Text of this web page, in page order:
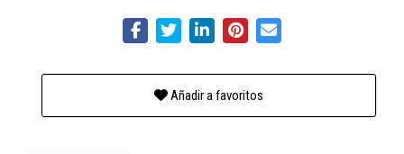
Añadir a favoritos